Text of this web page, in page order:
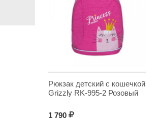
Рюкзак детский с кошечкой
Grizzly RK-995-2 Розовый
1 790 Р